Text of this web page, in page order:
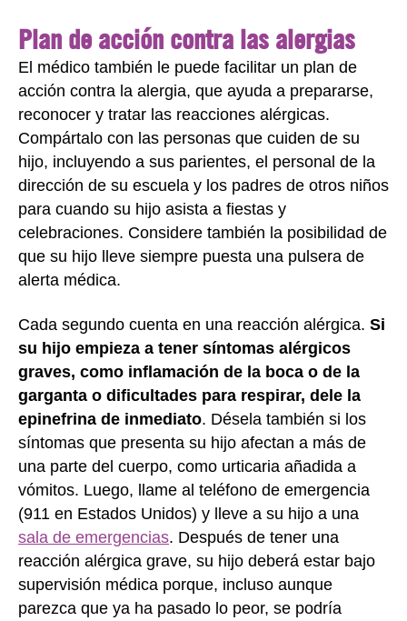
Plan de acción contra las alergias
El médico también le puede facilitar un plan de
acción contra la alergia, que ayuda a prepararse,
reconocer y tratar las reacciones alérgicas.
Compártalo con las personas que cuiden de su
hijo, incluyendo a sus parientes, el personal de la
dirección de su escuela y los padres de otros niños
para cuando su hijo asista a fiestas y
celebraciones. Considere también la posibilidad de
que su hijo lleve siempre puesta una pulsera de
alerta médica.
Cada segundo cuenta en una reacción alérgica. Si
su hijo empieza a tener síntomas alérgicos
graves, como inflamación de la boca o de la
garganta o dificultades para respirar, dele la
epinefrina de inmediato. Désela también si los
síntomas que presenta su hijo afectan a más de
una parte del cuerpo, como urticaria añadida a
vómitos. Luego, llame al teléfono de emergencia
(911 en Estados Unidos) y lleve a su hijo a una
sala de emergencias. Después de tener una
reacción alérgica grave, su hijo deberá estar bajo
supervisión médica porque, incluso aunque
parezca que ya ha pasado lo peor, se podría